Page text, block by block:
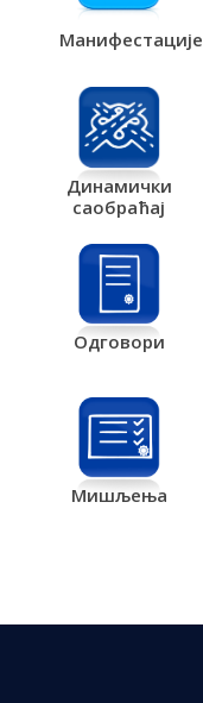
Манифестације
Динамички
саобраћај
Одговори
Мишљења